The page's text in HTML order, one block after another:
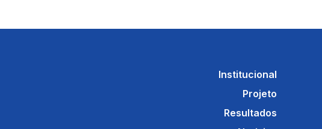
Institucional
Projeto
Resultados